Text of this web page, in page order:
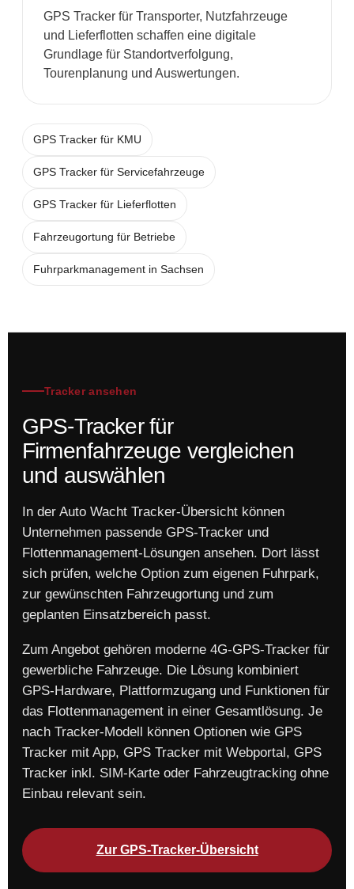
GPS Tracker für Transporter, Nutzfahrzeuge
und Lieferflotten schaffen eine digitale
Grundlage für Standortverfolgung,
Tourenplanung und Auswertungen.
GPS Tracker für KMU
GPS Tracker für Servicefahrzeuge
GPS Tracker für Lieferflotten
Fahrzeugortung für Betriebe
Fuhrparkmanagement in Sachsen
Tracker ansehen
GPS-Tracker für
Firmenfahrzeuge vergleichen
und auswählen
In der Auto Wacht Tracker-Übersicht können
Unternehmen passende GPS-Tracker und
Flottenmanagement-Lösungen ansehen. Dort lässt
sich prüfen, welche Option zum eigenen Fuhrpark,
zur gewünschten Fahrzeugortung und zum
geplanten Einsatzbereich passt.
Zum Angebot gehören moderne 4G-GPS-Tracker für
gewerbliche Fahrzeuge. Die Lösung kombiniert
GPS-Hardware, Plattformzugang und Funktionen für
das Flottenmanagement in einer Gesamtlösung. Je
nach Tracker-Modell können Optionen wie GPS
Tracker mit App, GPS Tracker mit Webportal, GPS
Tracker inkl. SIM-Karte oder Fahrzeugtracking ohne
Einbau relevant sein.
Zur GPS-Tracker-Übersicht